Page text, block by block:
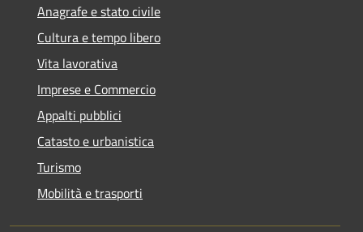
Anagrafe e stato civile
Cultura e tempo libero
Vita lavorativa
Imprese e Commercio
Appalti pubblici
Catasto e urbanistica
Turismo
Mobilità e trasporti